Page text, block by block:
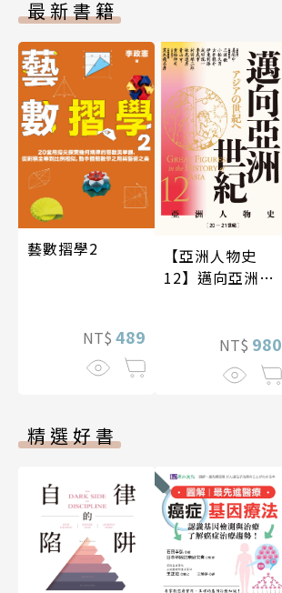
最新書籍
藝數摺學2
NT$ 489
【亞洲人物史
12】邁向亞洲世
NT$ 980
精選好書